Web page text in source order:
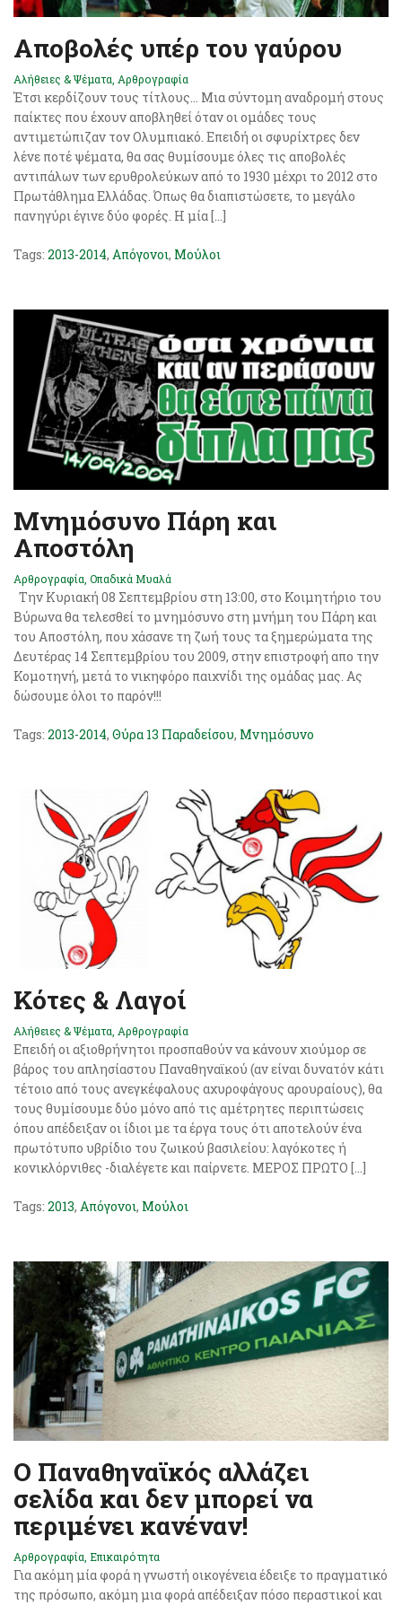
Αποβολές υπέρ του γαύρου
Αλήθειες & Ψέματα, Αρθρογραφία
Έτσι κερδίζουν τους τίτλους… Μια σύντομη αναδρομή στους
παίκτες που έχουν αποβληθεί όταν οι ομάδες τους
αντιμετώπιζαν τον Ολυμπιακό. Επειδή οι σφυρίχτρες δεν
λένε ποτέ ψέματα, θα σας θυμίσουμε όλες τις αποβολές
αντιπάλων των ερυθρολεύκων από το 1930 μέχρι το 2012 στο
Πρωτάθλημα Ελλάδας. Όπως θα διαπιστώσετε, το μεγάλο
πανηγύρι έγινε δύο φορές. Η μία […]
Tags: 2013-2014, Απόγονοι, Μούλοι
Μνημόσυνο Πάρη και
Αποστόλη
Αρθρογραφία Οπαδικά Μυαλά
Την Κυριακή 08 Σεπτεμβρίου στη 13:00, στο Κοιμητήριο του
Βύρωνα θα τελεσθεί το μνημόσυνο στη μνήμη του Πάρη και
του Αποστόλη, που χάσανε τη ζωή τους τα ξημερώματα της
Δευτέρας 14 Σεπτεμβρίου του 2009, στην επιστροφή απο την
Κομοτηνή, μετά το νικηφόρο παιχνίδι της ομάδας μας. Ας
δώσουμε όλοι το παρόν!!!
Tags: 2013-2014, Θύρα 13 Παραδείσου, Μνημόσυνο
Κότες & Λαγοί
Αλήθειες & Ψέματα Αρθρογραφία
Επειδή οι αξιοθρήνητοι προσπαθούν να κάνουν χιούμορ σε
βάρος του απλησίαστου Παναθηναϊκού (αν είναι δυνατόν κάτι
τέτοιο από τους ανεγκέφαλους αχυροφάγους αρουραίους), θα
τους θυμίσουμε δύο μόνο από τις αμέτρητες περιπτώσεις
όπου απέδειξαν οι ίδιοι με τα έργα τους ότι αποτελούν ένα
πρωτότυπο υβρίδιο του ζωικού βασιλείου: λαγόκοτες ή
κονικλόρνιθες -διαλέγετε και παίρνετε. ΜΕΡΟΣ ΠΡΩΤΟ […]
Tags: 2013, Απόγονοι, Μούλοι
Ο Παναθηναϊκός αλλάζει
σελίδα και δεν μπορεί να
περιμένει κανέναν!
Αρθρογραφία, Επικαιρότητα
Για ακόμη μία φορά η γνωστή οικογένεια έδειξε το πραγματικό
της πρόσωπο, ακόμη μια φορά απέδειξαν πόσο περαστικοί και